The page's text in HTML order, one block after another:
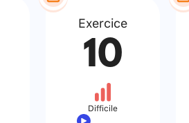
Exercice
10
Difficile